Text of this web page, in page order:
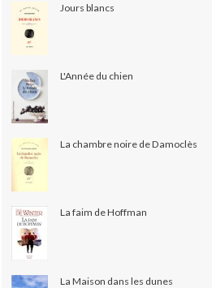
Jours blancs
L'Année du chien
La chambre noire de Damoclès
La faim de Hoffman
La Maison dans les dunes